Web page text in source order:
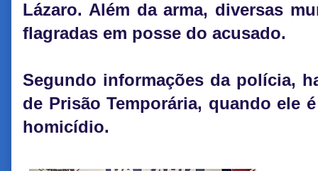
Lázaro. Além da arma, diversas
flagradas em posse do acusado.
Segundo informações da polícia,
de Prisão Temporária, quando ele
homicídio.